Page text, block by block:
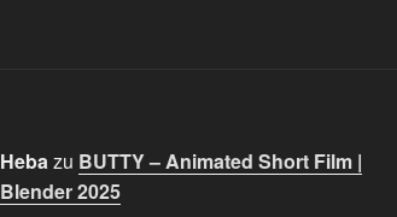
Hebazu BUTTY – Animated Short Film |
Blender 2025